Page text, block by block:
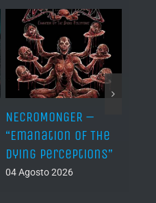
NECROMONGER –
“Emanation Of The
Dying Perceptions”
04 Agosto 2026